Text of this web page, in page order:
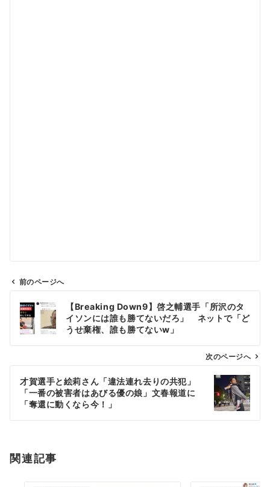
ビ
ン
前のページへ
【Breaking Down9】啓之輔選手「所沢のタ
イソンには誰も勝てないだろ」 ネットで「ど
うせ棄権、誰も勝てないw」
次のページへ
才賀選手と絵莉さん「違法連れ去りの共犯」
「一番の被害者はあびる優の娘」文春報道に
「奪還に動くなら今！」
関連記事